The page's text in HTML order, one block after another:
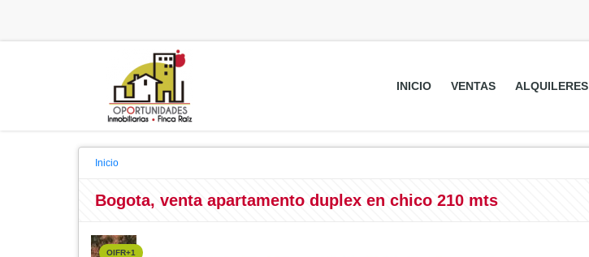
INICIO VENTAS ALQUILERES
Inicio
Bogota, venta apartamento duplex en chico 210 mts
OIFR+1